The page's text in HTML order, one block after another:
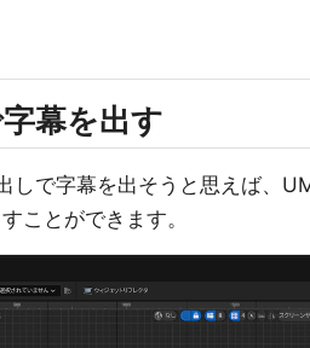
幕を出す
しで字幕を出そうと思えば、
ことができます。